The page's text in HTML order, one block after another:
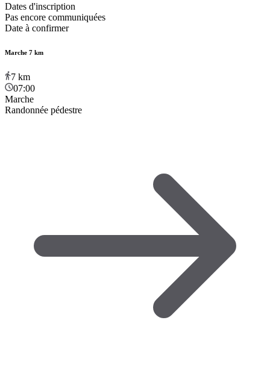
Dates d'inscription
Pas encore communiquées
Date à confirmer
Marche 7 km
7 km
07:00
Marche
Randonnée pédestre